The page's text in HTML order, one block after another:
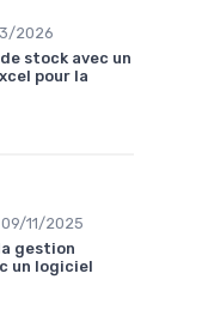
2026
stock avec un
pour la
09/11/2025
gestion
un logiciel